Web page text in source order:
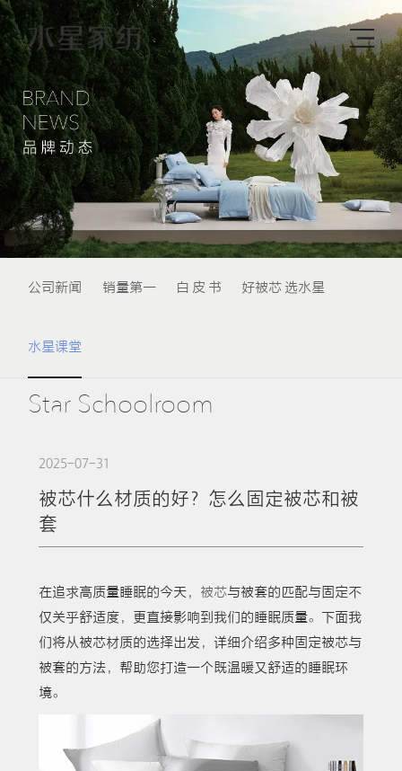
公司新闻 销量第一 白 皮 书 好被芯 选水星
水星课堂
Star Schoolroom
2025-07-31
被芯什么材质的好？怎么固定被芯和被
套
在追求高质量睡眠的今天， 被芯与被套的匹配与固定不
仅关乎舒适度，更直接影响到我们的睡眠质量。下面我
们将从被芯材质的选择出发，详细介绍多种固定被芯与
被套的方法，帮助您打造一个既温暖又舒适的睡眠环
境。